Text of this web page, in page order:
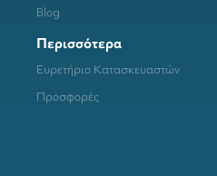
Blog
Περισσότερα
Ευρετήριο Κατασκευαστών
Προσφορές